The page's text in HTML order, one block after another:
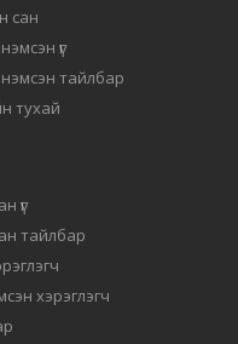
сан
үг
тайлбар
тухай
үг
тайлбар
хэрэглэгч